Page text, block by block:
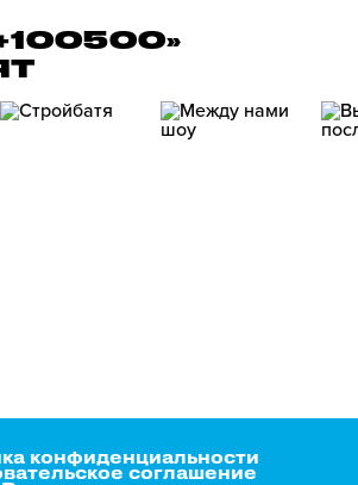
конфиденциальности
соглашение